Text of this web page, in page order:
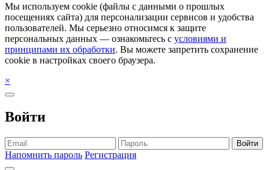
Мы используем cookie (файлы с данными о прошлых
посещениях сайта) для персонализации сервисов и удобства
пользователей. Мы серьезно относимся к защите
персональных данных — ознакомьтесь с условиями и
принципами их обработки. Вы можете запретить сохранение
cookie в настройках своего браузера.
×
Войти
Войти
Напомнить пароль Регистрация